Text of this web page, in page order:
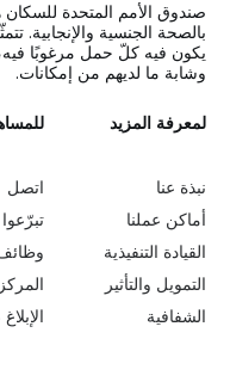
صندوق الأمم المتحدة للسكان
بالصحة الجنسية والإنجابية.
يكون فيه كلّ حمل مرغوبًا
وشابة ما لديهم من إمكانات.
L
e
a
r
n
لمعرفة المزيد
نبذة عنا
أماكن عملنا
القيادة التنفيذية
التمويل والتأثير
الشفافية
G
o
b
e
y
اتصل
تبرّعوا